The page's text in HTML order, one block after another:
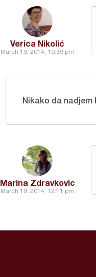
Verica Nikolić
March 19, 2014, 10:39 pm
Nikako da
Marina Zdravkovic
March 19, 2014, 12:11 pm